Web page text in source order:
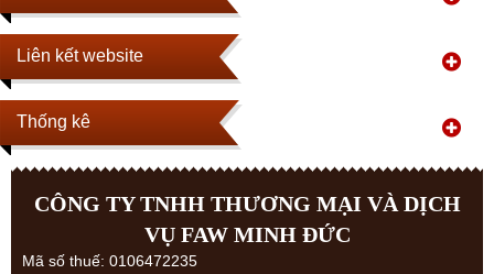
Liên kết website
Thống kê
CÔNG TY TNHH THƯƠNG MẠI VÀ DỊCH
VỤ FAW MINH ĐỨC
Mã số thuế: 0106472235